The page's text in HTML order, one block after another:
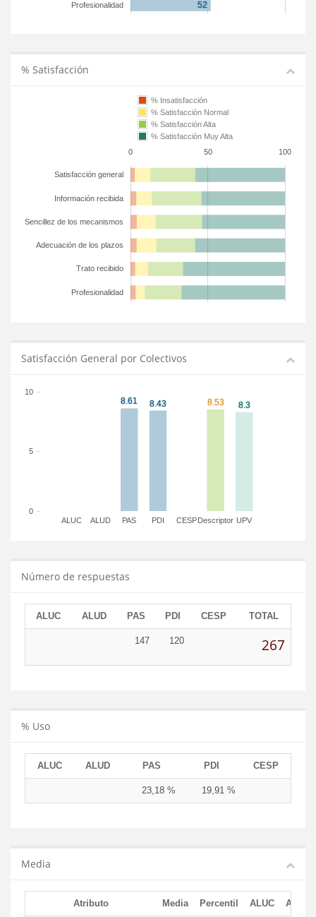
Profesionalidad
% Satisfacción
0 50 100
Satisfacción general
Información recibida
Sencillez de los mecanismos
Adecuación de los plazos
Trato recibido
Profesionalidad
% Insatisfacción
% Satisfacción Normal
% Satisfacción Alta
% Satisfacción Muy Alta
Satisfacción General por Colectivos
ALUC ALUD PAS PDI CESPDescriptor UPV
0
5
10
Número de respuestas
ALUC ALUD PAS PDI CESP TOTAL
147 120 267
% Uso
ALUC ALUD PAS PDI CESP
23,18 % 19,91 %
Media
Atributo Media Percentil ALUC ALUD